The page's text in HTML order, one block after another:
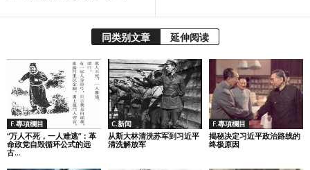
同类别文章 延伸阅读
F.專項欄目
“万人不死，一人难逃”：革
命政党自毁循环公式的远
古...
C.新闻
从斯大林清洗苏军到习近平
清洗解放军
F.專項欄目
揭秘决定习近平政治路线的
终极原因